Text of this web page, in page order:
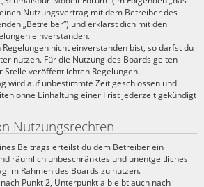
Nutzungsvertrag mit dem Betreiber des
„Betreiber“) und erklärst dich mit den
einverstanden.
nicht einverstanden bist, so darfst du
nutzen. Für die Nutzung des Boards gelten
Stelle veröffentlichten Regelungen.
wird auf unbestimmte Zeit geschlossen und
ohne Einhaltung einer Frist jederzeit gekündigt
Nutzungsrechten
Beitrags erteilst du dem Betreiber ein
räumlich unbeschränktes und unentgeltliches
im Rahmen des Boards zu nutzen.
Punkt 2, Unterpunkt a bleibt auch nach